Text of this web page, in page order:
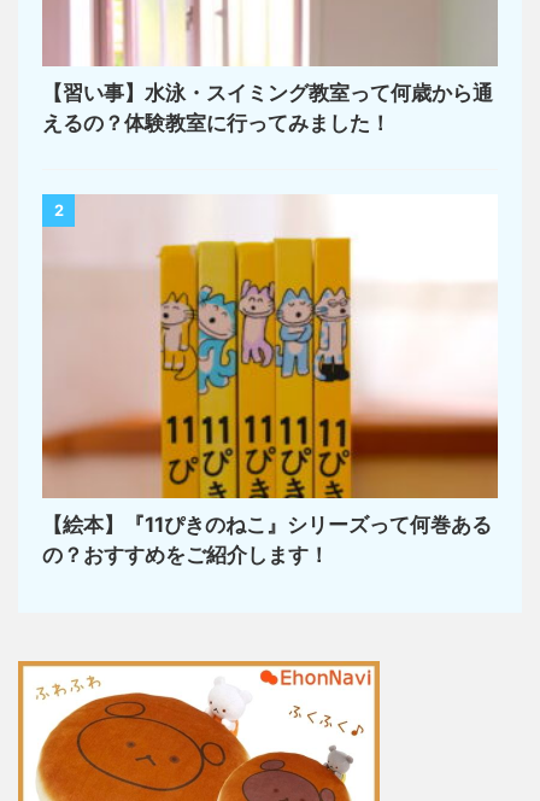
【習い事】水泳・スイミング教室って何歳から通
えるの？体験教室に行ってみました！
2
【絵本】『11ぴきのねこ』シリーズって何巻ある
の？おすすめをご紹介します！